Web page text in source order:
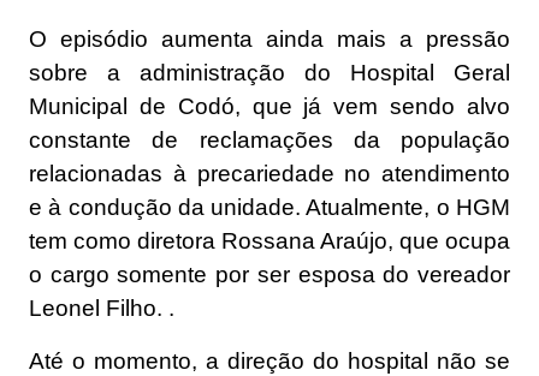
O episódio aumenta ainda mais a pressão
sobre a administração do Hospital Geral
Municipal de Codó, que já vem sendo alvo
constante de reclamações da população
relacionadas à precariedade no atendimento
e à condução da unidade. Atualmente, o HGM
tem como diretora Rossana Araújo, que ocupa
o cargo somente por ser esposa do vereador
Leonel Filho. .
Até o momento, a direção do hospital não se